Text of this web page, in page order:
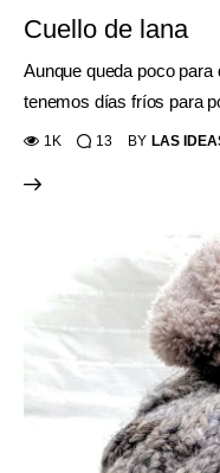
Cuello de lana
Aunque queda poco
tenemos días fríos para
1K 13 BY LAS